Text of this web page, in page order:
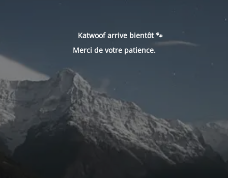
Katwoof arrive bientôt 🐾
Merci de votre patience.